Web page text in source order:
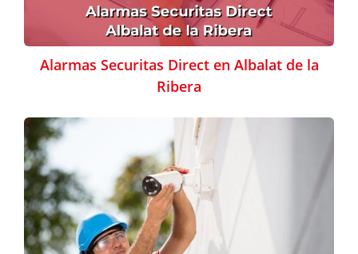
Alarmas Securitas Direct en Albalat de la
Ribera